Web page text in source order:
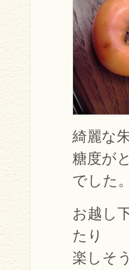
綺麗な
糖度が
でした
お越し
たり
楽しそ